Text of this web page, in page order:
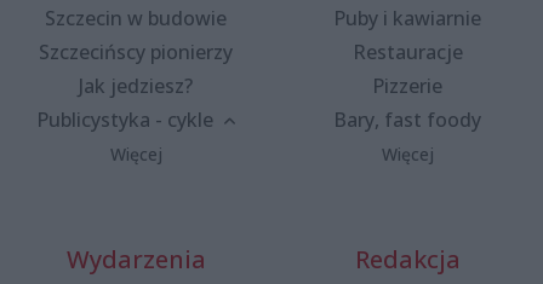
Szczecin w budowie
Szczecińscy pionierzy
Jak jedziesz?
Publicystyka - cykle
Więcej
Puby i kawiarnie
Restauracje
Pizzerie
Bary, fast foody
Więcej
Wydarzenia Redakcja